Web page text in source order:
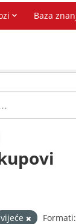
vijeće Formati: